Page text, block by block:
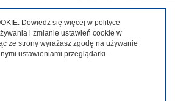
Dowiedz się więcej w polityce
i zmianie ustawień cookie w
ze strony wyrażasz zgodę na używanie
ustawieniami przeglądarki.